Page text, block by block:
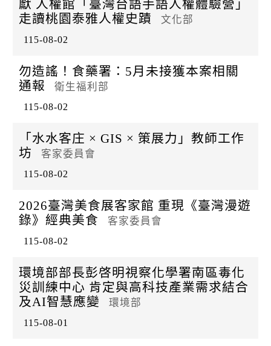
獻 人權館「臺灣台語手語人權體驗營」
走讀桃園泰雅人權史蹟
文化部
115-08-02
勿造謠！食藥署：5月未接獲本案相關
通報
衛生福利部
115-08-02
「水水客庄 × GIS × 策展力」教師工作
坊
客家委員會
115-08-02
2026臺灣美食展客家館 重現《臺灣漫遊
錄》經典美食
客家委員會
115-08-02
環境部部長彭啓明視察化學署南區毒化
災訓練中心 肯定與高科技產業需求結合
及AI智慧應變
環境部
115-08-01